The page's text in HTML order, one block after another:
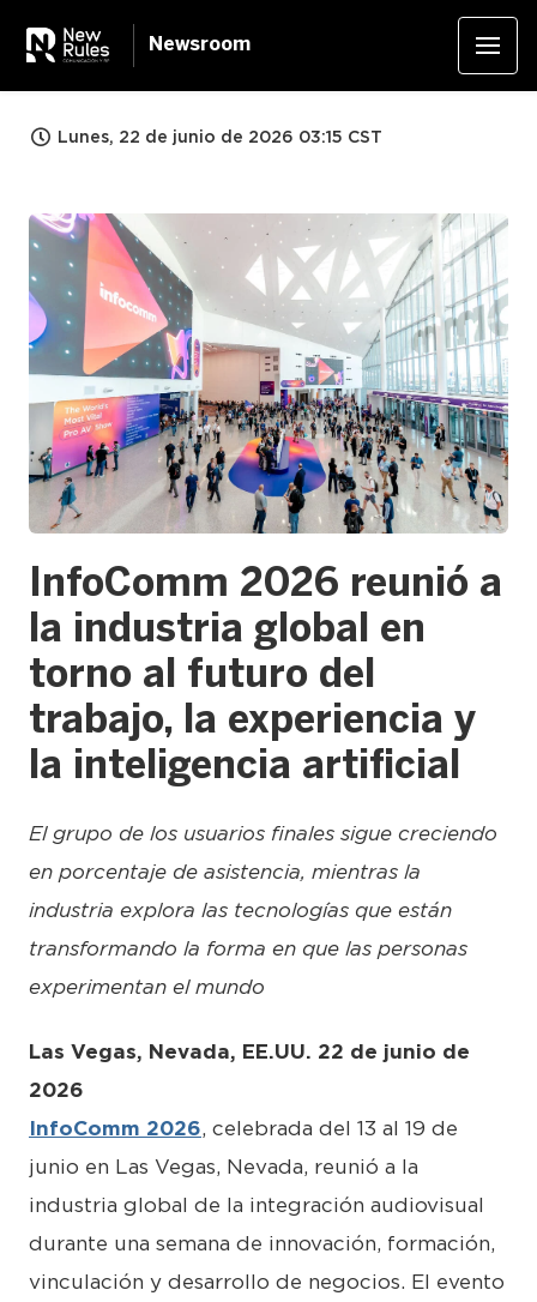
Newsroom
Lunes, 22 de junio de 2026 03:15 CST
JPG
InfoComm 2026 reunió a
la industria global en
torno al futuro del
trabajo, la experiencia y
la inteligencia artificial
El grupo de los usuarios finales sigue creciendo
en porcentaje de asistencia, mientras la
industria explora las tecnologías que están
transformando la forma en que las personas
experimentan el mundo
Las Vegas, Nevada, EE.UU. 22 de junio de
2026
InfoComm 2026, celebrada del 13 al 19 de
junio en Las Vegas, Nevada, reunió a la
industria global de la integración audiovisual
durante una semana de innovación, formación,
vinculación y desarrollo de negocios. El evento